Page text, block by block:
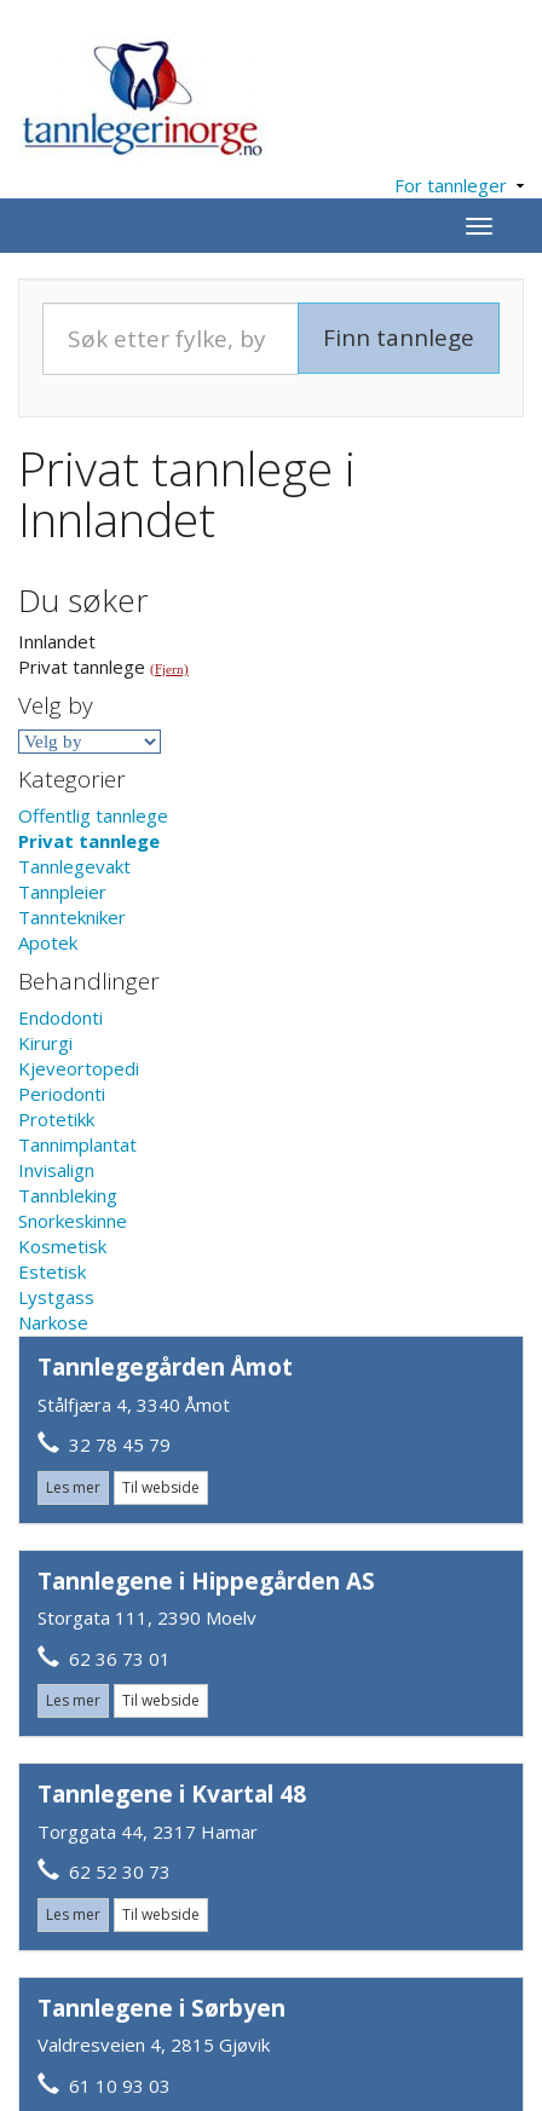
For tannleger
Meny
Privat tannlege i
Innlandet
Du søker
Innlandet
Privat tannlege (Fjern)
Velg by
Kategorier
Offentlig tannlege
Privat tannlege
Tannlegevakt
Tannpleier
Tanntekniker
Apotek
Behandlinger
Endodonti
Kirurgi
Kjeveortopedi
Periodonti
Protetikk
Tannimplantat
Invisalign
Tannbleking
Snorkeskinne
Kosmetisk
Estetisk
Lystgass
Narkose
Tannlegegården Åmot
Stålfjæra 4, 3340 Åmot
32 78 45 79
Les mer Til webside
Tannlegene i Hippegården AS
Storgata 111, 2390 Moelv
62 36 73 01
Les mer Til webside
Tannlegene i Kvartal 48
Torggata 44, 2317 Hamar
62 52 30 73
Les mer Til webside
Tannlegene i Sørbyen
Valdresveien 4, 2815 Gjøvik
61 10 93 03